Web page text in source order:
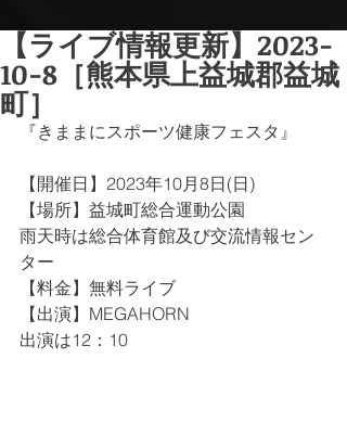
【ライブ情報更新】2023-
10-8［熊本県上益城郡益城
町］
『きままにスポーツ健康フェスタ』
【開催日】2023年10月8日(日)
【場所】益城町総合運動公園
雨天時は総合体育館及び交流情報セン
ター
【料金】無料ライブ
【出演】MEGAHORN
出演は12：10